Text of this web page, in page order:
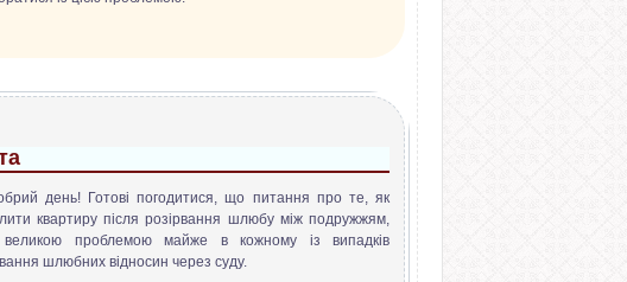
день! Готові погодитися, що питання про те, як
квартиру після розірвання шлюбу між подружжям,
великою проблемою майже в кожному із випадків
шлюбних відносин через суду.